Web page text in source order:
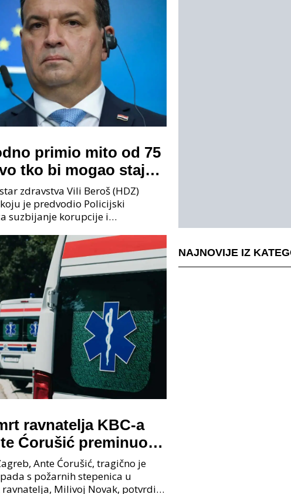
primio mito od 75
tko bi mogao stajati
udruženja
zdravstva Vili Beroš (HDZ)
je predvodio Policijski
suzbijanje korupcije i
ravnatelja KBC-a
Ćorušić preminuo
u bolnici, policija na
Ante Ćorušić, tragično je
s požarnih stepenica u
Milivoj Novak, potvrdio
NAJNOVIJE IZ